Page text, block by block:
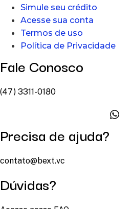
Simule seu crédito
Acesse sua conta
Termos de uso
Política de Privacidade
Fale Conosco
(47) 3311-0180
Precisa de ajuda?
contato@bext.vc
Dúvidas?